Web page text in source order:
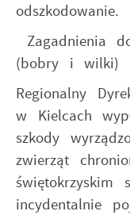
Zagadnienia
(bobry i wilki)
Regionalny
w Kielcach
szkody
zwierząt
świętokrzyskim
incydentalnie